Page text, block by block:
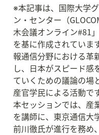
※本記事は、国際大学
ン・センター（
木会議オンライン#81
を基に作成されていま
報通信分野における革
し、日本がスピード感
ていくための議論の場
産官学民による活動です
本セッションでは、産
を講師に、東京通信大
前川徹氏が進行を務め